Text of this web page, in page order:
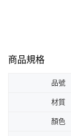
商品規格
品號
材質
顏色